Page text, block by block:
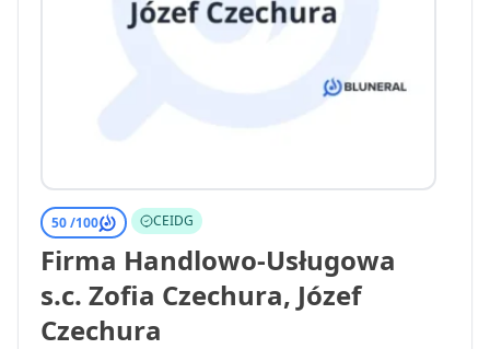
50 /100 CEIDG
Firma Handlowo-Usługowa
s.c. Zofia Czechura, Józef
Czechura